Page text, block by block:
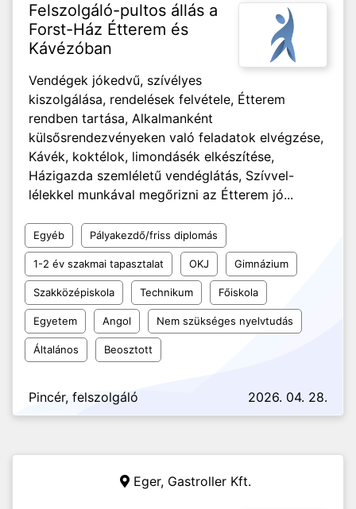
Felszolgáló-pultos állás a
Forst-Ház Étterem és
Kávézóban
Vendégek jókedvű, szívélyes
kiszolgálása, rendelések felvétele, Étterem
rendben tartása, Alkalmanként
külsősrendezvényeken való feladatok elvégzése,
Kávék, koktélok, limondásék elkészítése,
Házigazda szemléletű vendéglátás, Szívvel-
lélekkel munkával megőrizni az Étterem jó...
Egyéb Pályakezdő/friss diplomás
1-2 év szakmai tapasztalat OKJ Gimnázium
Szakközépiskola Technikum Főiskola
Egyetem Angol Nem szükséges nyelvtudás
Általános Beosztott
Pincér, felszolgáló 2026. 04. 28.
Eger, Gastroller Kft.